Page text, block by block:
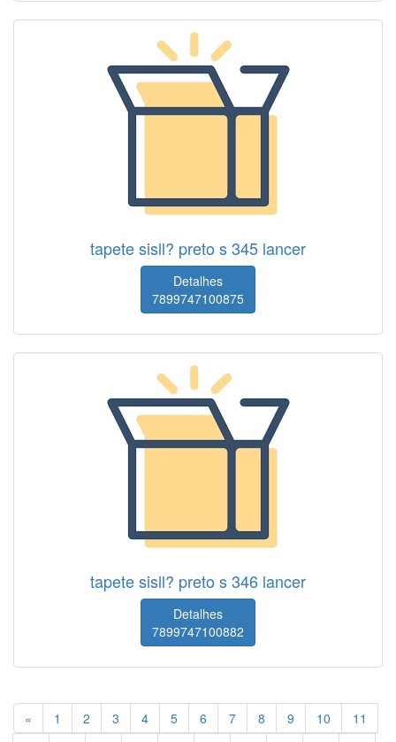
tapete sisll? preto s 345 lancer
Detalhes
7899747100875
tapete sisll? preto s 346 lancer
Detalhes
7899747100882
« 1 2 3 4 5 6 7 8 9 10
11